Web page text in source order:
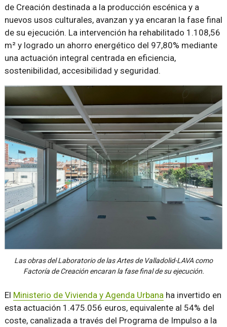
de Creación destinada a la producción escénica y a
nuevos usos culturales, avanzan y ya encaran la fase final
de su ejecución. La intervención ha rehabilitado 1.108,56
m² y logrado un ahorro energético del 97,80% mediante
una actuación integral centrada en eficiencia,
sostenibilidad, accesibilidad y seguridad.
Las obras del Laboratorio de las Artes de Valladolid-LAVA como
Factoría de Creación encaran la fase final de su ejecución.
El Ministerio de Vivienda y Agenda Urbana ha invertido en
esta actuación 1.475.056 euros, equivalente al 54% del
coste, canalizada a través del Programa de Impulso a la